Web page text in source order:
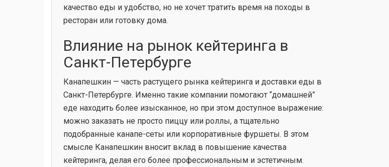
качество еды и удобство, но не хочет тратить время на походы в
ресторан или готовку дома.
Влияние на рынок кейтеринга в
Санкт-Петербурге
Канапешкин — часть растущего рынка кейтеринга и доставки еды в
Санкт-Петербурге. Именно такие компании помогают “домашней”
еде находить более изысканное, но при этом доступное выражение:
можно заказать не просто пиццу или роллы, а тщательно
подобранные канапе-сеты или корпоративные фуршеты. В этом
смысле Канапешкин вносит вклад в повышение качества
кейтеринга, делая его более профессиональным и эстетичным.